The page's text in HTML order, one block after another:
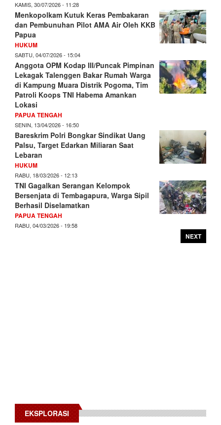
KAMIS, 30/07/2026 - 11:28
Menkopolkam Kutuk Keras Pembakaran
dan Pembunuhan Pilot AMA Air Oleh KKB
Papua
HUKUM
SABTU, 04/07/2026 - 15:04
Anggota OPM Kodap III/Puncak Pimpinan
Lekagak Talenggen Bakar Rumah Warga
di Kampung Muara Distrik Pogoma, Tim
Patroli Koops TNI Habema Amankan
Lokasi
PAPUA TENGAH
SENIN, 13/04/2026 - 16:50
Bareskrim Polri Bongkar Sindikat Uang
Palsu, Target Edarkan Miliaran Saat
Lebaran
HUKUM
RABU, 18/03/2026 - 12:13
TNI Gagalkan Serangan Kelompok
Bersenjata di Tembagapura, Warga Sipil
Berhasil Diselamatkan
PAPUA TENGAH
RABU, 04/03/2026 - 19:58
NEXT
EKSPLORASI